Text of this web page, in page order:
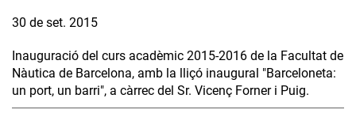
30 de set. 2015
Inauguració del curs acadèmic 2015-2016 de la Facultat de
Nàutica de Barcelona, amb la lliçó inaugural "Barceloneta:
un port, un barri", a càrrec del Sr. Vicenç Forner i Puig.